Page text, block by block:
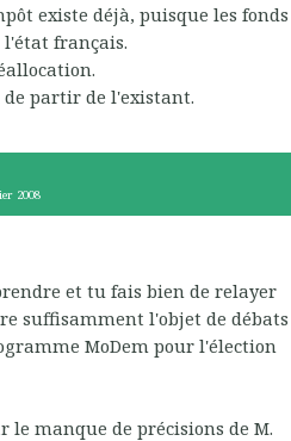
existe déjà, puisque les fonds
français.
de partir de l'existant.
2008
et tu fais bien de relayer
suffisamment l'objet de débats
MoDem pour l'élection
manque de précisions de M.